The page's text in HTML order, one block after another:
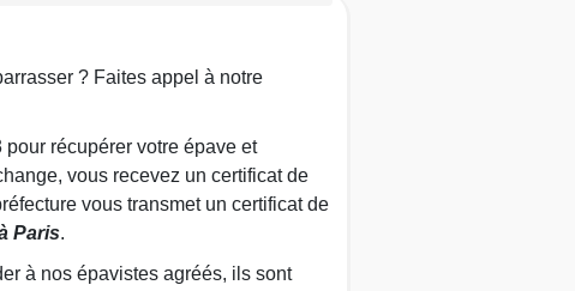
? Faites appel à notre
récupérer votre épave et
vous recevez un certificat de
vous transmet un certificat de
Paris.
à nos épavistes agréés, ils sont